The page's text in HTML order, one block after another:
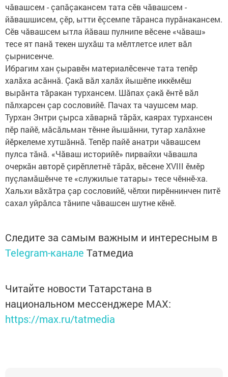
чăвашсем - çапăçакансем тата сӗв чăвашсем -
йăвашшисем, çӗр, ытти ӗçсемпе тăранса пурăнакансем.
Сӗв чăвашсем ытла йăваш пулнипе вӗсене «чăваш»
тесе ят панă текен шухăш та мӗлтлетсе илет вăл
çырнисенче.
Ибрагим хан çыравӗн материалӗсенче тата тепӗр
халăха асăннă. Çакă вăл халăх йышӗпе иккӗмӗш
вырăнта тăракан турхансем. Шăпах çакă ӗнтӗ вăл
пăлхарсен çар сословийӗ. Пачах та чаушсем мар.
Турхан Энтри çырса хăварнă тăрăх, каярах турхансен
пӗр пайӗ, мăсăльман тӗнне йышăнни, тутар халăхне
йӗркелеме хутшăннă. Тепӗр пайӗ анатри чăвашсем
пулса тăнă. «Чăваш историйӗ» пирвайхи чăвашла
очеркăн авторӗ çирӗп­летнӗ тăрăх, вӗсене XVIII ӗмӗр
пуçламăшӗнче те «служилые татары» тесе чӗннӗ-ха.
Хальхи вăхăтра çар сословийӗ, чӗлхи пирӗннинчен питӗ
сахал уйрăлса тăнипе чăвашсен шутне кӗнӗ.
Следите за самым важным и интересным в
Telegram-канале Татмедиа
Читайте новости Татарстана в
национальном мессенджере MАХ:
https://max.ru/tatmedia